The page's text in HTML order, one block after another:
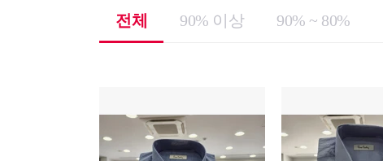
전체 90% 이상 90% ~ 80%